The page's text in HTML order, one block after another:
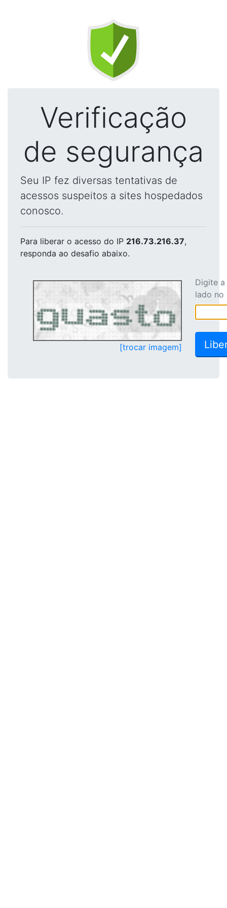
Verificação
de segurança
Seu IP fez diversas tentativas de
acessos suspeitos a sites hospedados
conosco.
Para liberar o acesso do IP 216.73.216.37,
responda ao desafio abaixo.
[trocar imagem]
Digite
lado no